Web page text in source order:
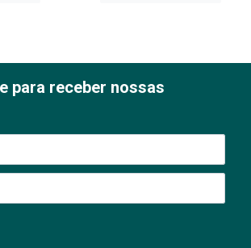
para receber nossas